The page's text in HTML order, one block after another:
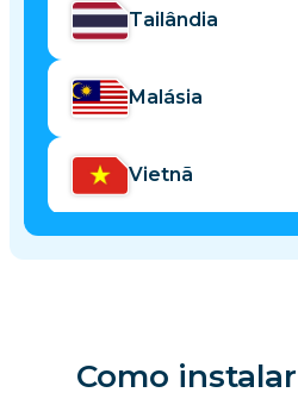
Tailândia
Malásia
Vietnã
Como